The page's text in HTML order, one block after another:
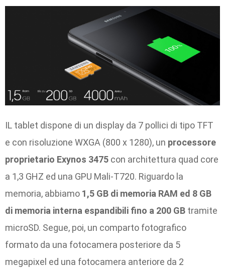
IL tablet dispone di un display da 7 pollici di tipo TFT
e con risoluzione WXGA (800 x 1280), un processore
proprietario Exynos 3475 con architettura quad core
a 1,3 GHZ ed una GPU Mali-T720. Riguardo la
memoria, abbiamo 1,5 GB di memoria RAM ed 8 GB
di memoria interna espandibili fino a 200 GB tramite
microSD. Segue, poi, un comparto fotografico
formato da una fotocamera posteriore da 5
megapixel ed una fotocamera anteriore da 2